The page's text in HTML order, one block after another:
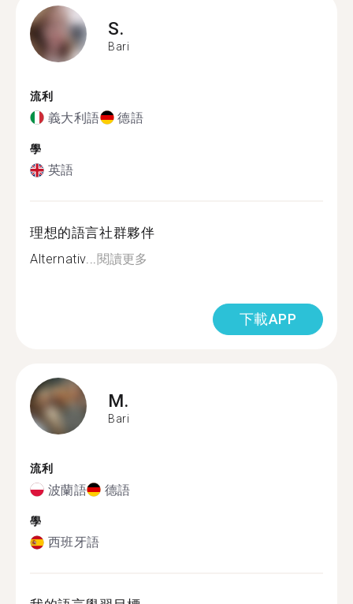
S.
Bari
流利
義大利語 德語
學
英語
理想的語言社群夥伴
Alternativ...閱讀更多
下載APP
M.
Bari
流利
波蘭語 德語
學
西班牙語